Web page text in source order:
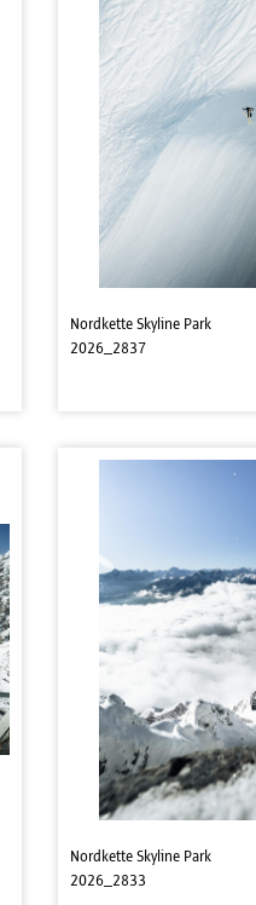
Nordkette Skyline Park
2026_2837
Nordkette Skyline Park
2026_2833